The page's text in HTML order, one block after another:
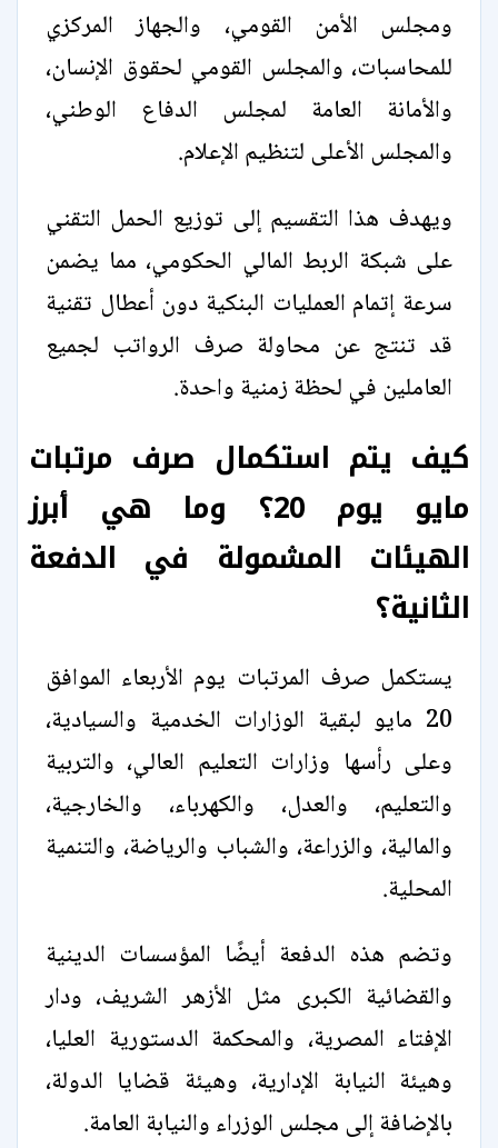
ومجلس الأمن القومي، والجهاز المركزي
للمحاسبات، والمجلس القومي لحقوق الإنسان،
والأمانة العامة لمجلس الدفاع الوطني،
والمجلس الأعلى لتنظيم الإعلام.
ويهدف هذا التقسيم إلى توزيع الحمل التقني
على شبكة الربط المالي الحكومي، مما يضمن
سرعة إتمام العمليات البنكية دون أعطال تقنية
قد تنتج عن محاولة صرف الرواتب لجميع
العاملين في لحظة زمنية واحدة.
كيف يتم استكمال صرف مرتبات
مايو يوم 20؟ وما هي أبرز
الهيئات المشمولة في الدفعة
الثانية؟
يستكمل صرف المرتبات يوم الأربعاء الموافق
20 مايو لبقية الوزارات الخدمية والسيادية،
وعلى رأسها وزارات التعليم العالي، والتربية
والتعليم، والعدل، والكهرباء، والخارجية،
والمالية، والزراعة، والشباب والرياضة، والتنمية
المحلية.
وتضم هذه الدفعة أيضًا المؤسسات الدينية
والقضائية الكبرى مثل الأزهر الشريف، ودار
الإفتاء المصرية، والمحكمة الدستورية العليا،
وهيئة النيابة الإدارية، وهيئة قضايا الدولة،
بالإضافة إلى مجلس الوزراء والنيابة العامة.